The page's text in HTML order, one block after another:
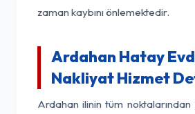
zaman kaybını önlemektedir.
Ardahan Hatay
Nakliyat Hizmet
Ardahan ilinin tüm